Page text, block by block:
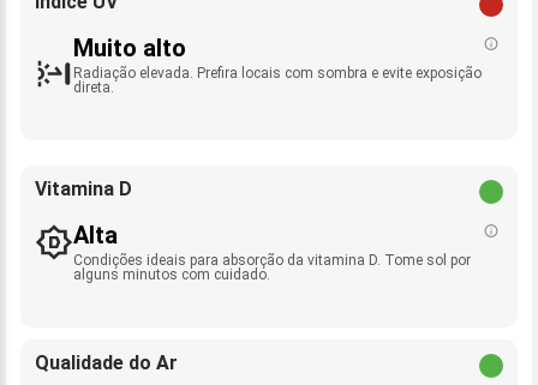
Muito alto
Radiação elevada. Prefira locais com sombra e evite exposição
direta.
Vitamina D
Alta
Condições ideais para absorção da vitamina D. Tome sol por
alguns minutos com cuidado.
Qualidade do Ar